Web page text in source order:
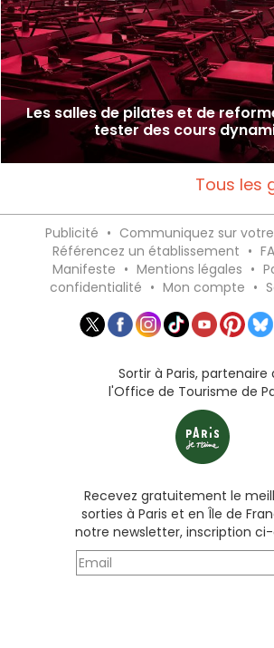
Les salles de pilates et de
tester des cours
Tous les
Publicité • Communiquez sur
Référencez un établissement •
Manifeste • Mentions légales •
confidentialité • Mon compte •
Sortir à Paris, partenaire
l'Office de Tourisme de
Recevez gratuitement le
sorties à Paris et en Île de
notre newsletter, inscription ci-